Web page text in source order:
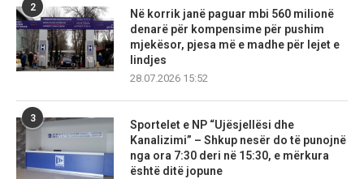
2
Në korrik janë paguar mbi 560 milionë
denarë për kompensime për pushim
mjekësor, pjesa më e madhe për lejet e
lindjes
28.07.2026 15:52
3
Sportelet e NP “Ujësjellësi dhe
Kanalizimi” – Shkup nesër do të punojnë
nga ora 7:30 deri në 15:30, e mërkura
është ditë jopune